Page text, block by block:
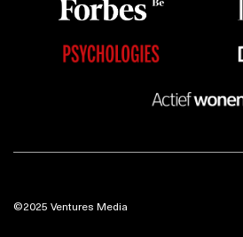
©2025 Ventures Media